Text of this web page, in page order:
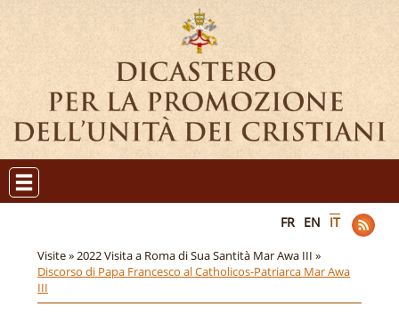
FR EN IT
Visite »2022 Visita a Roma di Sua Santità Mar Awa III »
Discorso di Papa Francesco al Catholicos-Patriarca Mar Awa
III